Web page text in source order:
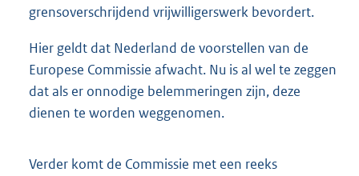
grensoverschrijdend vrijwilligerswerk bevordert.
Hier geldt dat Nederland de voorstellen van de
Europese Commissie afwacht. Nu is al wel te zeggen
dat als er onnodige belemmeringen zijn, deze
dienen te worden weggenomen.
Verder komt de Commissie met een reeks